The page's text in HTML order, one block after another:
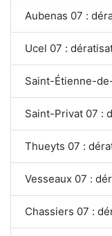
Aubenas 07 :
Ucel 07 :
Saint-Étienne-
Saint-Privat 07 :
Thueyts 07 :
Vesseaux 07 :
Chassiers 07 :